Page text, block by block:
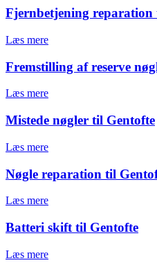
Fjernbetjening reparation
Læs mere
Fremstilling af reserve
Læs mere
Mistede nøgler til Gentofte
Læs mere
Nøgle reparation til
Læs mere
Batteri skift til Gentofte
Læs mere